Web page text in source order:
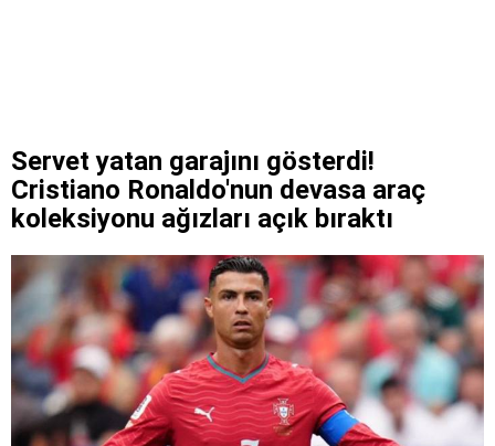
Servet yatan garajını gösterdi!
Cristiano Ronaldo'nun devasa araç
koleksiyonu ağızları açık bıraktı